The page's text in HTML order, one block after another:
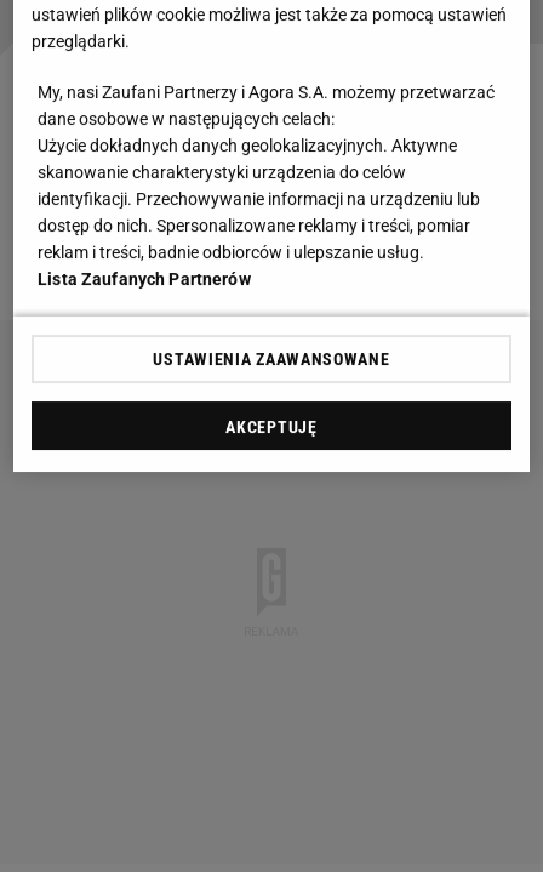
Jak się czujesz po tak emocjonującym dniu?
Katarzyna Zillmann: Wyjątkowo. Jak nigdy
wcześniej. Jeszcze sobie tego wszystkiego nie
uporządkowałam. Jeszcze nie odczytałam
wszystkich powiadomień i gratulacji.
ustawień plików cookie możliwa jest także za pomocą ustawień
przeglądarki.
My, nasi Zaufani Partnerzy i Agora S.A. możemy przetwarzać
dane osobowe w następujących celach:
Użycie dokładnych danych geolokalizacyjnych. Aktywne
skanowanie charakterystyki urządzenia do celów
identyfikacji. Przechowywanie informacji na urządzeniu lub
dostęp do nich. Spersonalizowane reklamy i treści, pomiar
reklam i treści, badnie odbiorców i ulepszanie usług.
Lista Zaufanych Partnerów
USTAWIENIA ZAAWANSOWANE
AKCEPTUJĘ